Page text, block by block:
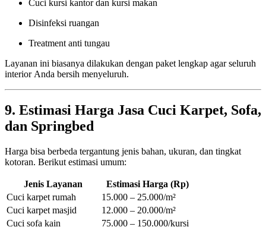
Cuci kursi kantor dan kursi makan
Disinfeksi ruangan
Treatment anti tungau
Layanan ini biasanya dilakukan dengan paket lengkap agar seluruh
interior Anda bersih menyeluruh.
9. Estimasi Harga Jasa Cuci Karpet, Sofa,
dan Springbed
Harga bisa berbeda tergantung jenis bahan, ukuran, dan tingkat
kotoran. Berikut estimasi umum:
Jenis Layanan
Estimasi Harga (Rp)
Cuci karpet rumah
15.000 – 25.000/m²
Cuci karpet masjid
12.000 – 20.000/m²
Cuci sofa kain
75.000 – 150.000/kursi